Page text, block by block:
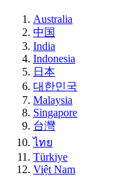
Australia
中国
India
Indonesia
日本
대한민국
Malaysia
Singapore
台灣
ไทย
Türkiye
Việt Nam